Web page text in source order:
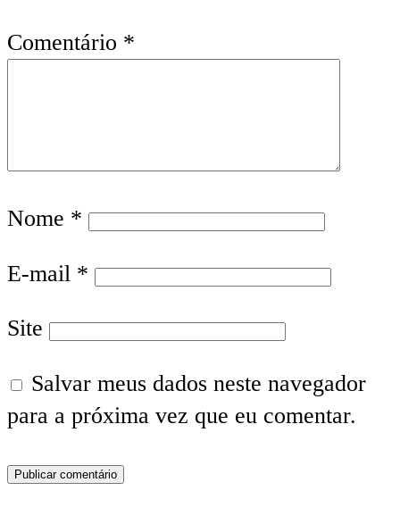
Comentário *
Nome *
E-mail *
Site
Salvar meus dados neste navegador
para a próxima vez que eu comentar.